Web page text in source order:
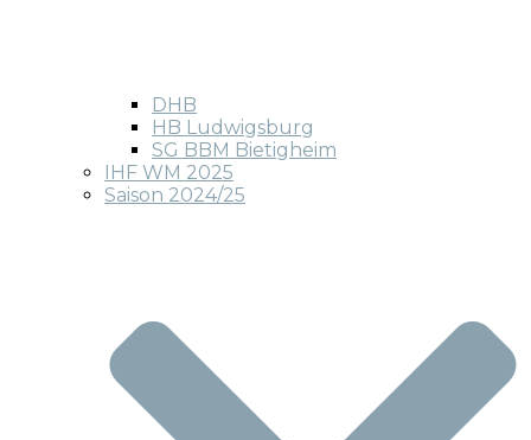
DHB
HB Ludwigsburg
SG BBM Bietigheim
IHF WM 2025
Saison 2024/25